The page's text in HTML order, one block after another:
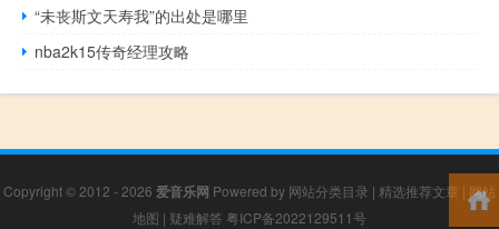
“未丧斯文天寿我”的出处是哪里
nba2k15传奇经理攻略
Copyright © 2012 - 2026 爱音乐网 Powered by 网站分类目录 | 精选推荐文章 | 网站
地图 | 疑难解答 粤ICP备2022129511号